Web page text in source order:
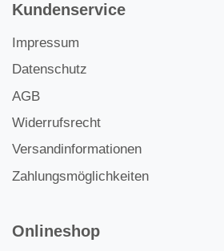
Kundenservice
Impressum
Datenschutz
AGB
Widerrufsrecht
Versandinformationen
Zahlungsmöglichkeiten
Onlineshop